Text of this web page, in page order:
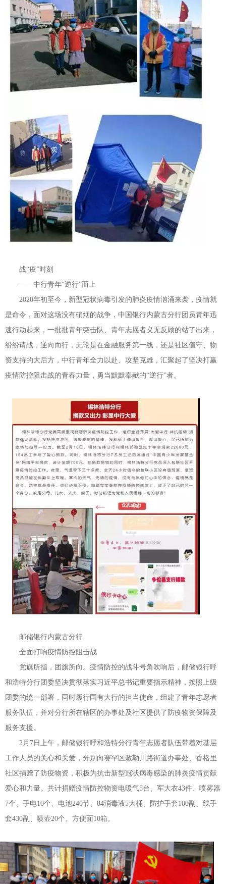
战“疫”时刻
——中行青年“逆行”而上
2020年初至今，新型冠状病毒引发的肺炎疫情汹涌来袭，疫情就
是命令，面对这场没有硝烟的战争，中国银行内蒙古分行团员青年迅
速行动起来，一批批青年突击队、青年志愿者义无反顾的站了出来，
纷纷请战，逆向而行，无论是在金融服务第一线，还是社区值守、物
资支持的大后方，中行青年全力以赴、攻坚克难，汇聚起了坚决打赢
疫情防控阻击战的青春力量，勇当默默奉献的“逆行”者。
邮储银行内蒙古分行
全面打响疫情防控阻击战
党旗所指，团旗所向。疫情防控的战斗号角吹响后，邮储银行呼
和浩特分行团委坚决贯彻落实习近平总书记重要指示精神，按照上级
团委的统一部署，同时履行国有大行的担当使命，组建了青年志愿者
服务队伍，并对分行所在辖区的办事处及社区提供了防疫物资保障及
服务支援。
2月7日上午，邮储银行呼和浩特分行青年志愿者队伍带着对基层
工作人员的关心和关爱，分别向赛罕区敕勒川路街道办事处、香格里
社区捐赠了防疫物资，积极为抗击新型冠状病毒感染的肺炎疫情贡献
爱心和力量。共计捐赠疫情防控物资电暖气5台、军大衣43件、喷雾器
7个、手电10个、电池240节、84消毒液5大桶、防护手套100副、线手
套430副、喷壶20个、方便面10箱。